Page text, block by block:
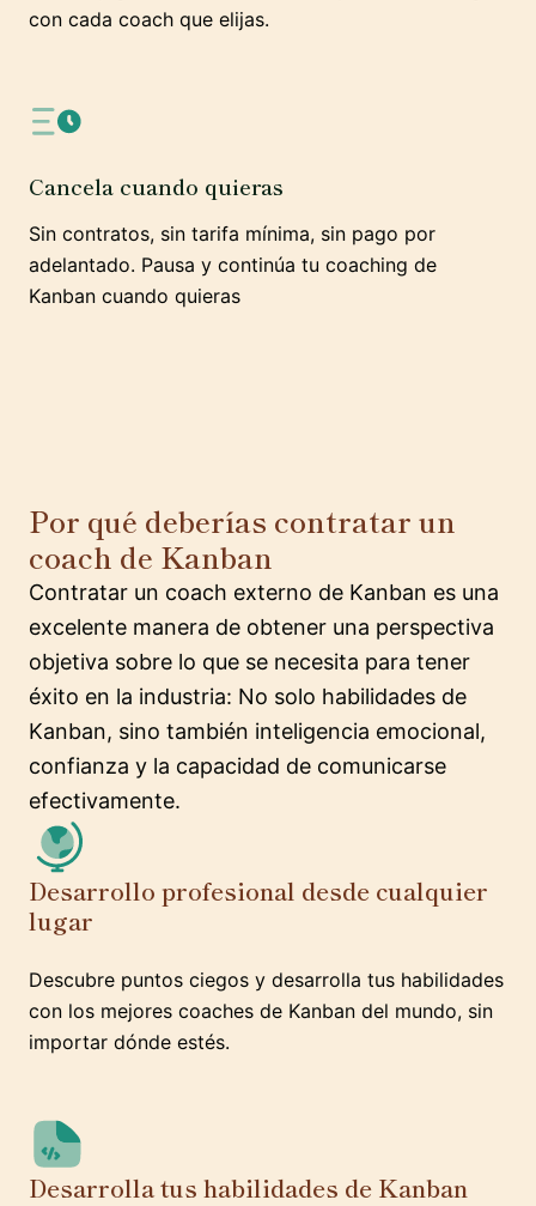
con cada coach que elijas.
Cancela cuando quieras
Sin contratos, sin tarifa mínima, sin pago por
adelantado. Pausa y continúa tu coaching de
Kanban cuando quieras
Por qué deberías contratar un
coach de Kanban
Contratar un coach externo de Kanban es una
excelente manera de obtener una perspectiva
objetiva sobre lo que se necesita para tener
éxito en la industria: No solo habilidades de
Kanban, sino también inteligencia emocional,
confianza y la capacidad de comunicarse
efectivamente.
Desarrollo profesional desde cualquier
lugar
Descubre puntos ciegos y desarrolla tus habilidades
con los mejores coaches de Kanban del mundo, sin
importar dónde estés.
Desarrolla tus habilidades de Kanban